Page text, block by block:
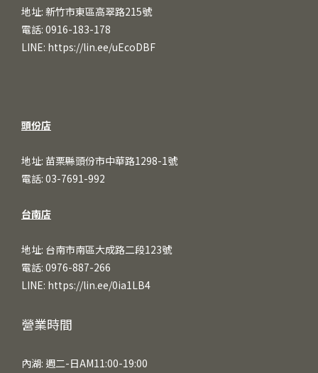
地址: 新竹市東區高翠路215號
電話: 0916-183-178
LINE: https://lin.ee/uEcoDBF
頭份店
地址: 苗栗縣頭份市中華路1298-1號
電話: 03-7691-992
台南店
地址: 台南市南區大成路二段123號
電話: 0976-887-266
LINE: https://lin.ee/0ia1LB4
營業時間
內湖: 週二-日AM11:00-19:00